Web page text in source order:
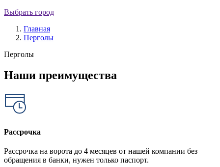
Выбрать город
Главная
Перголы
Перголы
Наши преимущества
Рассрочка
Рассрочка на ворота до 4 месяцев от нашей компании без
обращения в банки, нужен только паспорт.